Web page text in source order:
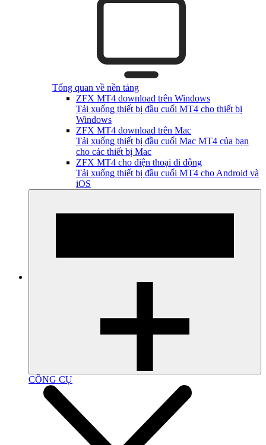
Tổng quan về nền tảng
ZFX MT4 download trên Windows
Tải xuống thiết bị đầu cuối MT4 cho thiết bị
Windows
ZFX MT4 download trên Mac
Tải xuống thiết bị đầu cuối Mac MT4 của bạn
cho các thiết bị Mac
ZFX MT4 cho điện thoại di động
Tải xuống thiết bị đầu cuối MT4 cho Android và
iOS
CÔNG CỤ